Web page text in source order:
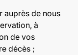
auprès de nous
à
de vos
décès ;